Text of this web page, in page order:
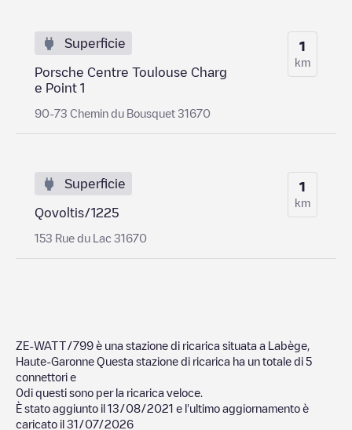
Superficie
Porsche Centre Toulouse Charg
e Point 1
90-73 Chemin du Bousquet 31670
1
km
Superficie
Qovoltis/1225
153 Rue du Lac 31670
1
km
ZE-WATT/799 è una stazione di ricarica situata a Labège
Haute-Garonne Questa stazione di ricarica ha un totale di 5
connettori e
0di questi sono per la ricarica veloce.
È stato aggiunto il 13/08/2021 e l'ultimo aggiornamento è
caricato il 31/07/2026